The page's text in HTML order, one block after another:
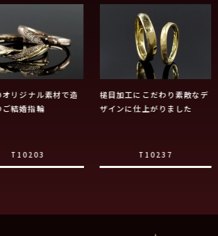
リジナル素材で造
ご結婚指輪
T10203
槌目加工にこだわり素敵なデ
ザインに仕上がりました
T10237